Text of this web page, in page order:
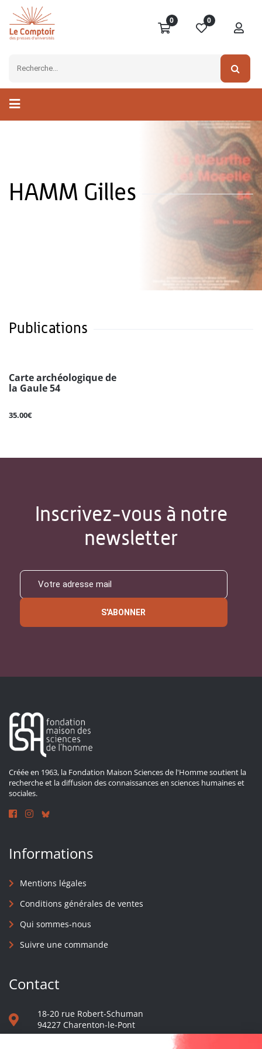
0 0
HAMM Gilles
Publications
Carte archéologique de
la Gaule 54
35.00€
Inscrivez-vous à notre
newsletter
S'ABONNER
Créée en 1963, la Fondation Maison Sciences de l'Homme soutient la
recherche et la diffusion des connaissances en sciences humaines et
sociales.
Informations
Mentions légales
Conditions générales de ventes
Qui sommes-nous
Suivre une commande
Contact
18-20 rue Robert-Schuman
94227 Charenton-le-Pont